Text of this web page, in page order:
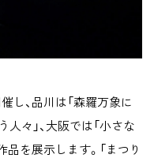
し、品川は「森羅万象に
人々」、大阪では「小さな
を展示します。「まつり